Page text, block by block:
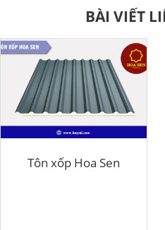
BÀI VIẾT
Tôn xốp Hoa Sen